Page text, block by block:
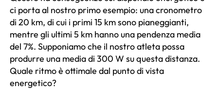
ci porta al nostro primo esempio: una cronometro
di 20 km, di cui i primi 15 km sono pianeggianti,
mentre gli ultimi 5 km hanno una pendenza media
del 7%. Supponiamo che il nostro atleta possa
produrre una media di 300 W su questa distanza.
Quale ritmo è ottimale dal punto di vista
energetico?